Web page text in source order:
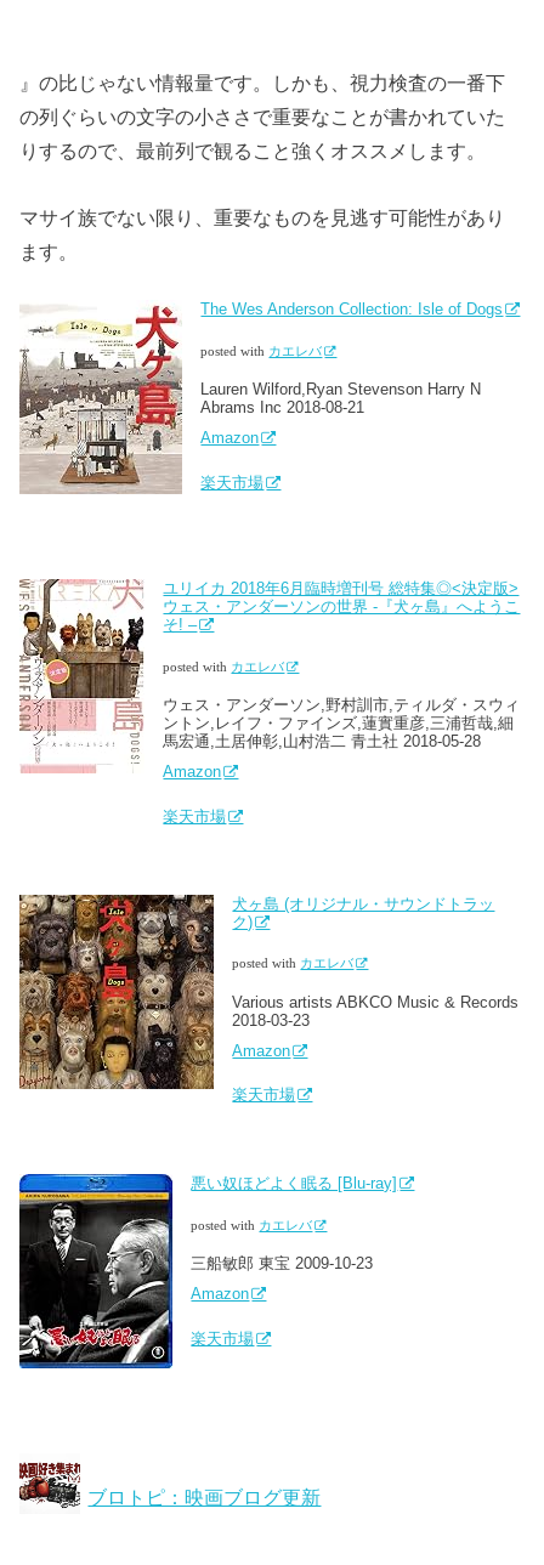
』の比じゃない情報量です。しかも、視力検査の一番下
の列ぐらいの文字の小ささで重要なことが書かれていた
りするので、最前列で観ること強くオススメします。
マサイ族でない限り、重要なものを見逃す可能性があり
ます。
The Wes Anderson Collection: Isle of Dogs
posted with カエレバ
Lauren Wilford,Ryan Stevenson Harry N
Abrams Inc 2018-08-21
Amazon
楽天市場
ユリイカ 2018年6月臨時増刊号 総特集◎<決定版>
ウェス・アンダーソンの世界 -『犬ヶ島』へようこ
そ! –
posted with カエレバ
ウェス・アンダーソン,野村訓市,ティルダ・スウィ
ントン,レイフ・ファインズ,蓮實重彦,三浦哲哉,細
馬宏通,土居伸彰,山村浩二 青土社 2018-05-28
Amazon
楽天市場
犬ヶ島 (オリジナル・サウンドトラッ
ク)
posted with カエレバ
Various artists ABKCO Music & Records
2018-03-23
Amazon
楽天市場
悪い奴ほどよく眠る [Blu-ray]
posted with カエレバ
三船敏郎 東宝 2009-10-23
Amazon
楽天市場
ブロトピ：映画ブログ更新